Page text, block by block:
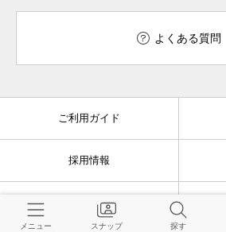
よくある質問
ご利用ガイド
採用情報
利用規約
メニュー スナップ 探す